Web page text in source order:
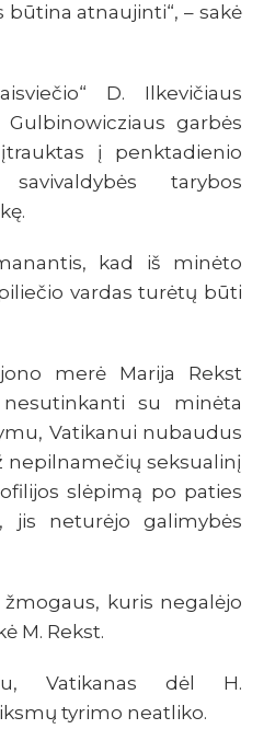
būtina atnaujinti“, – sakė
D. Ilkevičiaus
garbės
į penktadienio
tarybos
kad iš minėto
vardas turėtų būti
merė Marija Rekst
su minėta
Vatikanui nubaudus
nepilnamečių seksualinį
slėpimą po paties
jis neturėjo galimybės
kuris negalėjo
M. Rekst.
Vatikanas dėl H.
tyrimo neatliko.